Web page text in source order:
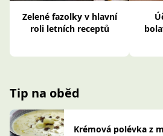
Zelené fazolky v hlavní
roli letních receptů
Tip na oběd
Krémová polévka z